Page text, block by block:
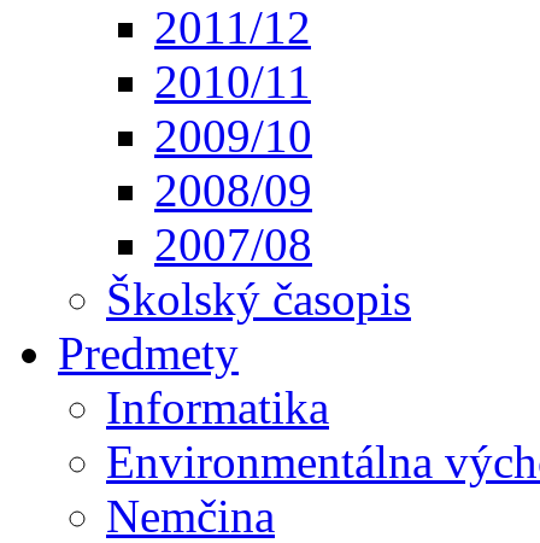
2011/12
2010/11
2009/10
2008/09
2007/08
Školský časopis
Predmety
Informatika
Environmentálna
Nemčina